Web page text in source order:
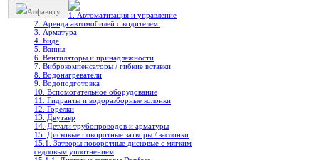
Алфавиту
1. Автоматизация и управление
2. Аренда автомобилей с водителем.
3. Арматура
4. Биде
5. Ванны
6. Вентиляторы и принадлежности
7. Виброкомпенсаторы / гибкие вставки
8. Водонагреватели
9. Водоподготовка
10. Вспомогательное оборудование
11. Гидранты и водоразборные колонки
12. Горелки
13. Двутавр
14. Детали трубопроводов и арматуры
15. Дисковые поворотные затворы / заслонки
15.1. Затворы поворотные дисковые с мягким
седловым уплотнением